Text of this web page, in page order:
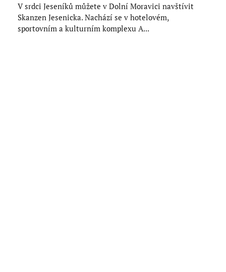
V srdci Jeseníků můžete v Dolní Moravici navštívit
Skanzen Jesenicka. Nachází se v hotelovém,
sportovním a kulturním komplexu A...